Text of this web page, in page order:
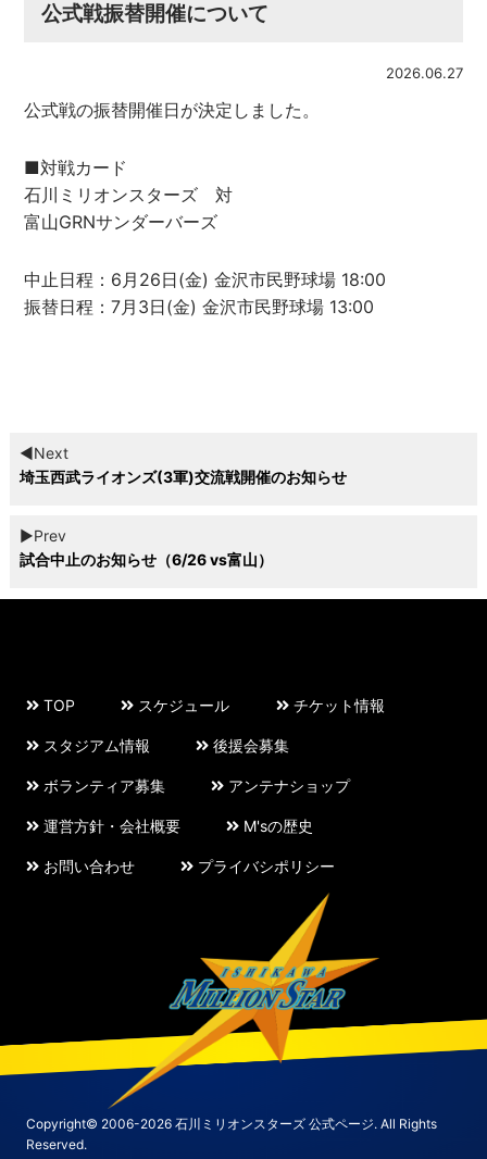
公式戦振替開催について
2026.06.27
公式戦の振替開催日が決定しました。
■対戦カード
石川ミリオンスターズ 対
富山GRNサンダーバーズ
中止日程：6月26日(金) 金沢市民野球場 18:00
振替日程：7月3日(金) 金沢市民野球場 13:00
◀︎Next
埼玉西武ライオンズ(3軍)交流戦開催のお知らせ
▶︎Prev
試合中止のお知らせ（6/26 vs富山）
TOP スケジュール チケット情報
スタジアム情報 後援会募集
ボランティア募集 アンテナショップ
運営方針・会社概要 M'sの歴史
お問い合わせ プライバシポリシー
Copyright© 2006-2026 石川ミリオンスターズ 公式ページ. All Rights
Reserved.